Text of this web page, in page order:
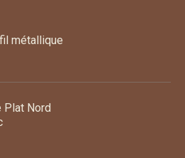
détaillant
métallique
Plat Nord